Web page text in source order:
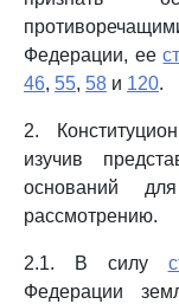
Федерации, ее
46, 55, 58 и 120.
2.
изучив
оснований
рассмотрению.
2.1. В силу
Федерации